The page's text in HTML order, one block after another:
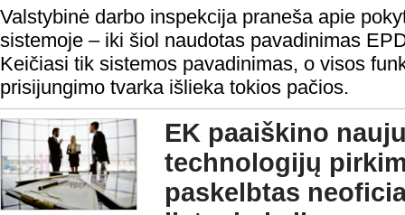
Valstybinė darbo inspekcija praneša apie
sistemoje – iki šiol naudotas pavadinimas
Keičiasi tik sistemos pavadinimas, o visos
prisijungimo tvarka išlieka tokios pačios.
EK paaiškino
technologijų
paskelbtas